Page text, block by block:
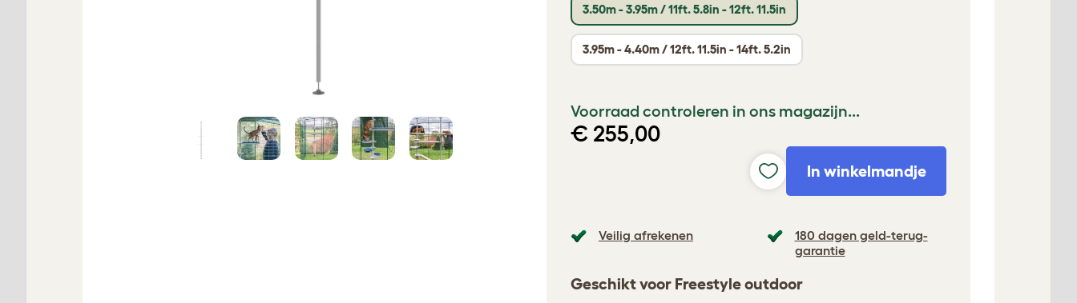
3.50m - 3.95m / 11ft. 5.8in - 12ft. 11.5in
3.95m - 4.40m / 12ft. 11.5in - 14ft. 5.2in
Voorraad controleren in ons magazijn...
€ 255,00
In winkelmandje
Veilig afrekenen
180 dagen geld-terug-
garantie
Geschikt voor Freestyle outdoor